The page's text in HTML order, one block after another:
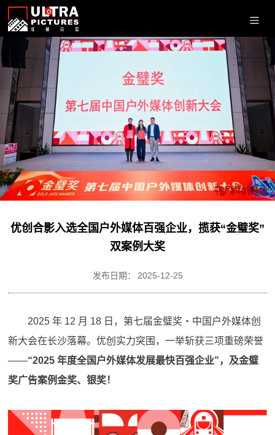
优创合影入选全国户外媒体百强企业，揽获“金璧奖”
双案例大奖
发布日期： 2025-12-25
2025 年 12 月 18 日，第七届金璧奖・中国户外媒体创
新大会在长沙落幕。优创实力突围，一举斩获三项重磅荣誉
——“2025 年度全国户外媒体发展最快百强企业”，及金璧
奖广告案例金奖、银奖！